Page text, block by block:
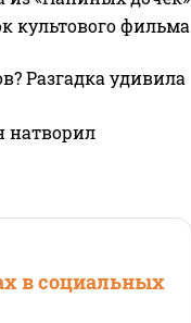
культового фильма
Разгадка удивила
натворил
в социальных